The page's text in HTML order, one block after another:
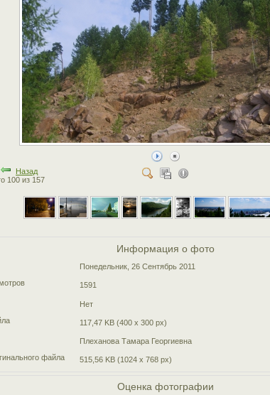
Назад
100 из 157
Информация о фото
Понедельник, 26 Сентябрь 2011
1591
Нет
117,47 KB (400 x 300 px)
Плеханова Тамара Георгиевна
файла
515,56 KB (1024 x 768 px)
Оценка фотографии